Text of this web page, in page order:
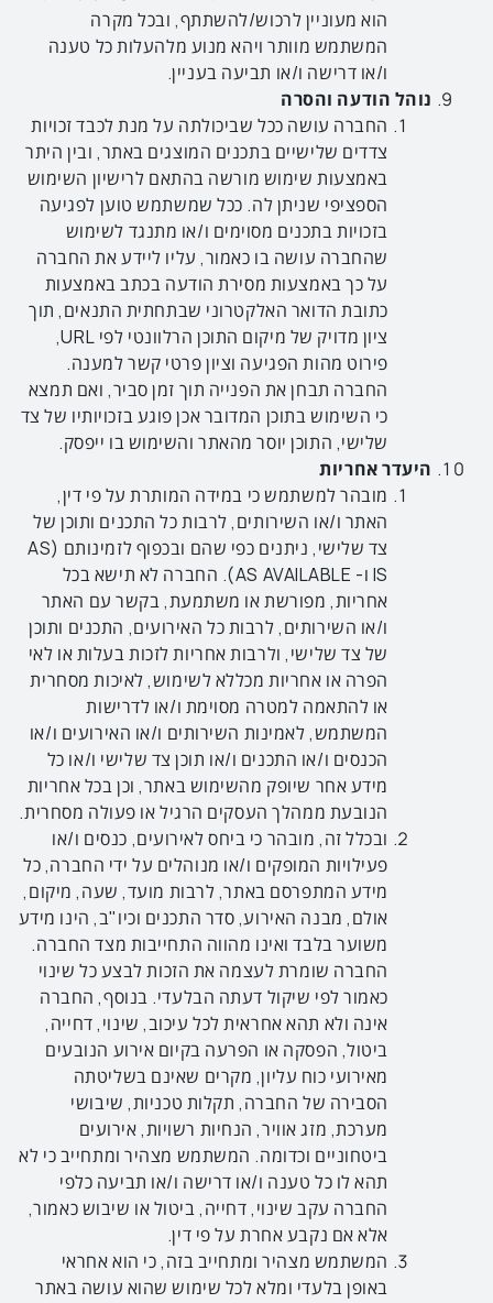
הוא מעוניין לרכוש/להשתתף, ובכל מקרה
המשתמש מוותר ויהא מנוע מלהעלות כל טענה
ו/או דרישה ו/או תביעה בעניין.
נוהל הודעה והסרה
החברה עושה ככל שביכולתה על מנת לכבד זכויות
צדדים שלישיים בתכנים המוצגים באתר, ובין היתר
באמצעות שימוש מורשה בהתאם לרישיון השימוש
הספציפי שניתן לה. ככל שמשתמש טוען לפגיעה
בזכויות בתכנים מסוימים ו/או מתנגד לשימוש
שהחברה עושה בו כאמור, עליו ליידע את החברה
על כך באמצעות מסירת הודעה בכתב באמצעות
כתובת הדואר האלקטרוני שבתחתית התנאים, תוך
ציון מדויק של מיקום התוכן הרלוונטי לפי URL,
פירוט מהות הפגיעה וציון פרטי קשר למענה.
החברה תבחן את הפנייה תוך זמן סביר, ואם תמצא
כי השימוש בתוכן המדובר אכן פוגע בזכויותיו של צד
שלישי, התוכן יוסר מהאתר והשימוש בו ייפסק.
היעדר אחריות
מובהר למשתמש כי במידה המותרת על פי דין,
האתר ו/או השירותים, לרבות כל התכנים ותוכן של
צד שלישי
, ניתנים כפי שהם ובכפוף לזמינותם (AS
IS ו- AS AVAILABLE). החברה לא תישא בכל
אחריות, מפורשת או משתמעת, בקשר עם האתר
ו/או השירותים, לרבות כל האירועים, התכנים ותוכן
של צד שלישי, ולרבות אחריות לזכות בעלות או לאי
הפרה או אחריות מכללא לשימוש, לאיכות מסחרית
או להתאמה למטרה מסוימת ו/או לדרישות
המשתמש, לאמינות השירותים ו/או האירועים ו/או
הכנסים ו/או התכנים ו/או תוכן צד שלישי ו/או כל
מידע אחר שיופק מהשימוש באתר, וכן בכל אחריות
הנובעת ממהלך העסקים הרגיל או פעולה מסחרית.
ובכלל זה, מובהר כי ביחס לאירועים, כנסים ו/או
פעילויות המופקים ו/או מנוהלים על ידי החברה, כל
מידע המתפרסם באתר, לרבות מועד, שעה, מיקום,
אולם, מבנה האירוע, סדר התכנים וכיו"ב, הינו מידע
משוער בלבד ואינו מהווה התחייבות מצד החברה.
החברה שומרת לעצמה את הזכות לבצע כל שינוי
כאמור לפי שיקול דעתה הבלעדי. בנוסף, החברה
אינה ולא תהא אחראית לכל עיכוב, שינוי, דחייה,
ביטול, הפסקה או הפרעה בקיום אירוע הנובעים
מאירועי כוח עליון, מקרים שאינם בשליטתה
הסבירה של החברה, תקלות טכניות, שיבושי
מערכת, מזג אוויר, הנחיות רשויות, אירועים
ביטחוניים וכדומה. המשתמש מצהיר ומתחייב כי לא
תהא לו כל טענה ו/או דרישה ו/או תביעה כלפי
החברה עקב שינוי, דחייה, ביטול או שיבוש כאמור,
אלא אם נקבע אחרת על פי דין.
המשתמש מצהיר ומתחייב בזה, כי הוא אחראי
באופן בלעדי ומלא לכל שימוש שהוא עושה באתר